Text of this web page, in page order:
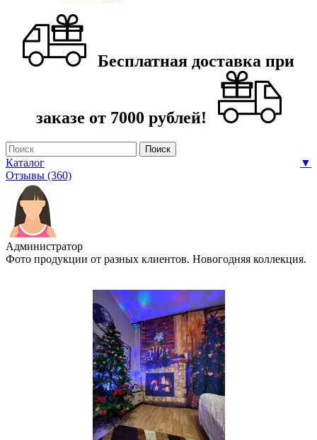
Бесплатная доставка при
заказе от 7000 рублей!
Каталог
▼
Отзывы (360)
Администратор
Фото продукции от разных клиентов. Новогодняя коллекция.